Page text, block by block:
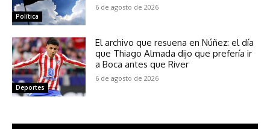
Política
6 de agosto de 2026
Deportes
El archivo que resuena en Núñez: el día
que Thiago Almada dijo que prefería ir
a Boca antes que River
6 de agosto de 2026